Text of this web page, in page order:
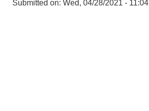
Submitted on: Wed, 04/28/2021 - 11:04